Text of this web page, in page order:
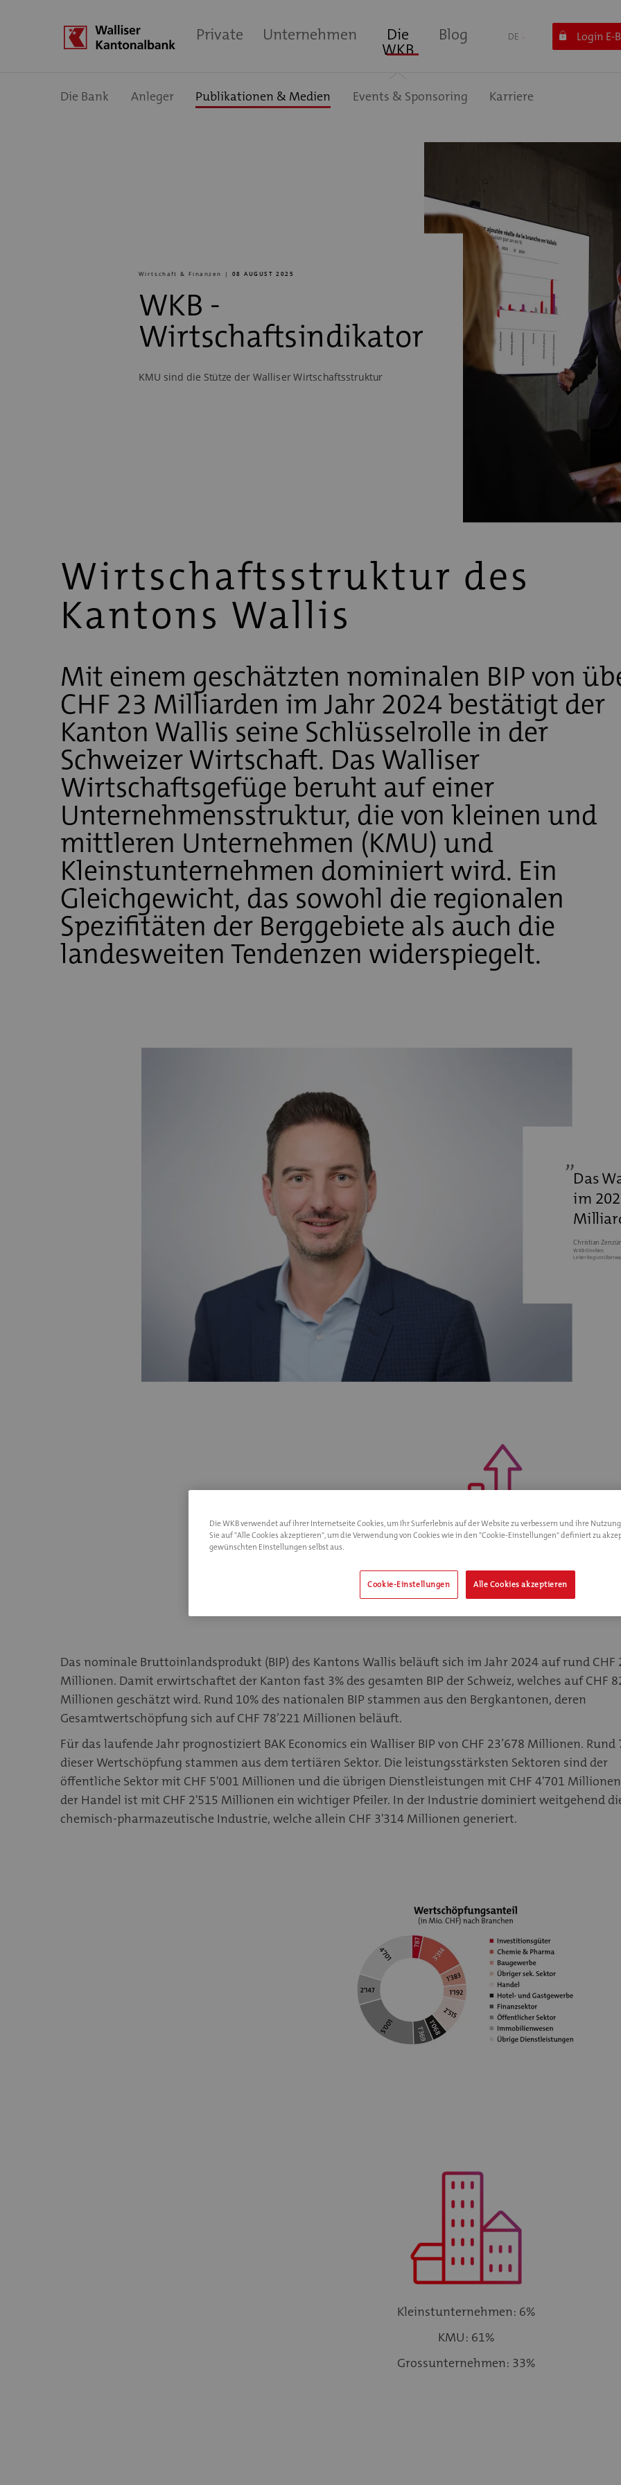
Private Unternehmen Die
WKB
Die Bank Anleger Publikationen & Medien Events & Sponsoring Karriere
Blog DE Login E-
Wirtschaft & Finanzen | 08 AUGUST 2025
WKB -
Wirtschaftsindikator
KMU sind die Stütze der Walliser Wirtschaftsstruktur
Wirtschaftsstruktur des
Kantons Wallis
Mit einem geschätzten nominalen BIP von
CHF 23 Milliarden im Jahr 2024 bestätigt der
Kanton Wallis seine Schlüsselrolle in der
Schweizer Wirtschaft. Das Walliser
Wirtschaftsgefüge beruht auf einer
Unternehmensstruktur, die von kleinen und
mittleren Unternehmen (KMU) und
Kleinstunternehmen dominiert wird. Ein
Gleichgewicht, das sowohl die regionalen
Spezifitäten der Berggebiete als auch die
landesweiten Tendenzen widerspiegelt.
Das
im
Christian
WKB-Direktor,
Leiter Region
BIP 2024: 23,2 Milliarden Franken
BIP 2025: 23,6 Milliarden Franken
Das nominale Bruttoinlandsprodukt (BIP) des Kantons Wallis beläuft sich im Jahr 2024 auf rund CHF
Millionen. Damit erwirtschaftet der Kanton fast 3% des gesamten BIP der Schweiz, welches auf CHF
Millionen geschätzt wird. Rund 10% des nationalen BIP stammen aus den Bergkantonen, deren
Gesamtwertschöpfung sich auf CHF 78’221 Millionen beläuft.
Für das laufende Jahr prognostiziert BAK Economics ein Walliser BIP von CHF 23’678 Millionen. Rund
dieser Wertschöpfung stammen aus dem tertiären Sektor. Die leistungsstärksten Sektoren sind der
öffentliche Sektor mit CHF 5'001 Millionen und die übrigen Dienstleistungen mit CHF 4'701
der Handel ist mit CHF 2'515 Millionen ein wichtiger Pfeiler. In der Industrie dominiert weitgehend
chemisch-pharmazeutische Industrie, welche allein CHF 3'314 Millionen generiert.
Kleinstunternehmen: 6%
KMU: 61%
Grossunternehmen: 33%
Die WKB verwendet auf ihrer Internetseite Cookies, um Ihr Surferlebnis auf der Website zu verbessern und ihre
Sie auf "Alle Cookies akzeptieren", um die Verwendung von Cookies wie in den "Cookie-Einstellungen" definiert zu
gewünschten Einstellungen selbst aus.
Cookie-Einstellungen Alle Cookies akzeptieren